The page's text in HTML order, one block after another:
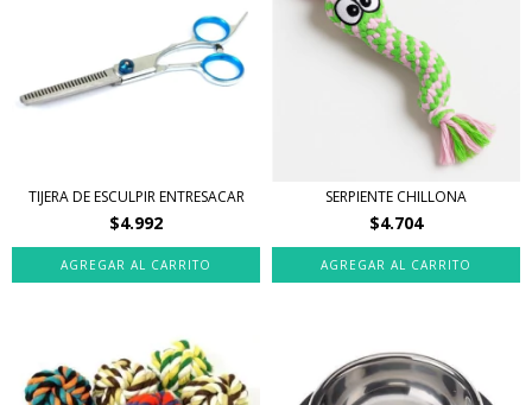
TIJERA DE ESCULPIR ENTRESACAR
$4.992
SERPIENTE CHILLONA
$4.704